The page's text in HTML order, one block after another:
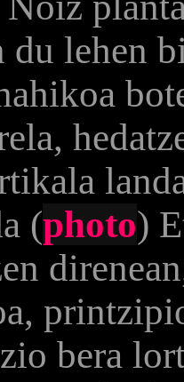
du lehen
(photo)
bera